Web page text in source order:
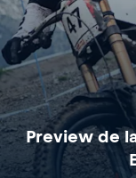
Preview de